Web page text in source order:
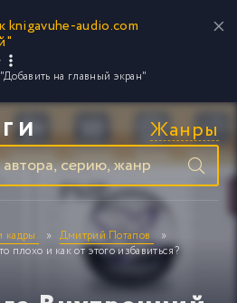
knigavuhe-audio.com
"Добавить на главный экран"
Жанры
кадры
Дмитрий Потапов
плохо и как от этого избавиться?